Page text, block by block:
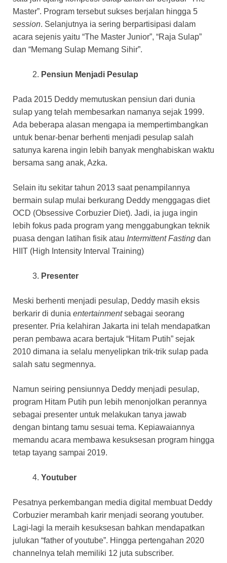
Master”. Program tersebut sukses berjalan hingga 5
session. Selanjutnya ia sering berpartisipasi dalam
acara sejenis yaitu “The Master Junior”, “Raja Sulap”
dan “Memang Sulap Memang Sihir”.
Pensiun Menjadi Pesulap
Pada 2015 Deddy memutuskan pensiun dari dunia
sulap yang telah membesarkan namanya sejak 1999.
Ada beberapa alasan mengapa ia mempertimbangkan
untuk benar-benar berhenti menjadi pesulap salah
satunya karena ingin lebih banyak menghabiskan waktu
bersama sang anak, Azka.
Selain itu sekitar tahun 2013 saat penampilannya
bermain sulap mulai berkurang Deddy menggagas diet
OCD (Obsessive Corbuzier Diet). Jadi, ia juga ingin
lebih fokus pada program yang menggabungkan teknik
puasa dengan latihan fisik atau Intermittent Fasting dan
HIIT (High Intensity Interval Training)
Presenter
Meski berhenti menjadi pesulap, Deddy masih eksis
berkarir di dunia entertainmentsebagai seorang
presenter. Pria kelahiran Jakarta ini telah mendapatkan
peran pembawa acara bertajuk “Hitam Putih” sejak
2010 dimana ia selalu menyelipkan trik-trik sulap pada
salah satu segmennya.
Namun seiring pensiunnya Deddy menjadi pesulap,
program Hitam Putih pun lebih menonjolkan perannya
sebagai presenter untuk melakukan tanya jawab
dengan bintang tamu sesuai tema. Kepiawaiannya
memandu acara membawa kesuksesan program hingga
tetap tayang sampai 2019.
Youtuber
Pesatnya perkembangan media digital membuat Deddy
Corbuzier merambah karir menjadi seorang youtuber.
Lagi-lagi Ia meraih kesuksesan bahkan mendapatkan
julukan “father of youtube”. Hingga pertengahan 2020
channelnya telah memiliki 12 juta subscriber.